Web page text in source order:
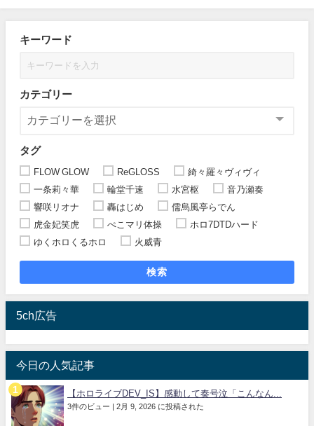
キーワード
カテゴリー
タグ
FLOW GLOW ReGLOSS
綺々羅々ヴィヴィ
一条莉々華
輪堂千速 水宮枢
音乃瀬奏
響咲リオナ
轟はじめ
儒烏風亭らでん
虎金妃笑虎
ぺこマリ体操
ホロ7DTDハード
ゆくホロくるホロ
火威青
検索
5ch広告
今日の人気記事
【ホロライブDEV_IS】感動して奏号泣「こんなん...
3件のビュー 2月 9, 2026 に投稿された